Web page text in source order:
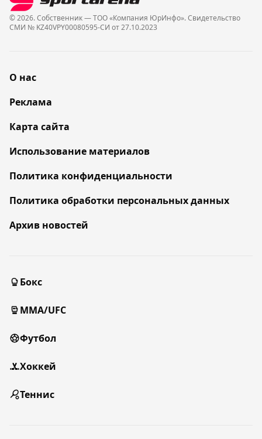
© 2026. Собственник — ТОО «Компания ЮрИнфо». Cвидетельство
СМИ № KZ40VPY00080595-СИ от 27.10.2023
О нас
Реклама
Карта сайта
Использование материалов
Политика конфиденциальности
Политика обработки персональных данных
Архив новостей
Бокс
MMA/UFC
Футбол
Хоккей
Теннис